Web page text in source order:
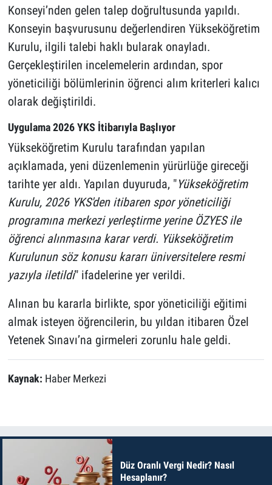
Konseyi’nden gelen talep doğrultusunda yapıldı.
Konseyin başvurusunu değerlendiren Yükseköğretim
Kurulu, ilgili talebi haklı bularak onayladı.
Gerçekleştirilen incelemelerin ardından, spor
yöneticiliği bölümlerinin öğrenci alım kriterleri kalıcı
olarak değiştirildi.
Uygulama 2026 YKS İtibarıyla Başlıyor
Yükseköğretim Kurulu tarafından yapılan
açıklamada, yeni düzenlemenin yürürlüğe gireceği
tarihte yer aldı. Yapılan duyuruda, "Yükseköğretim
Kurulu, 2026 YKS'den itibaren spor yöneticiliği
programına merkezi yerleştirme yerine ÖZYES ile
öğrenci alınmasına karar verdi. Yükseköğretim
Kurulunun söz konusu kararı üniversitelere resmi
yazıyla iletildi" ifadelerine yer verildi.
Alınan bu kararla birlikte, spor yöneticiliği eğitimi
almak isteyen öğrencilerin, bu yıldan itibaren Özel
Yetenek Sınavı’na girmeleri zorunlu hale geldi.
Kaynak: Haber Merkezi
Düz Oranlı Vergi Nedir? Nasıl
Hesaplanır?